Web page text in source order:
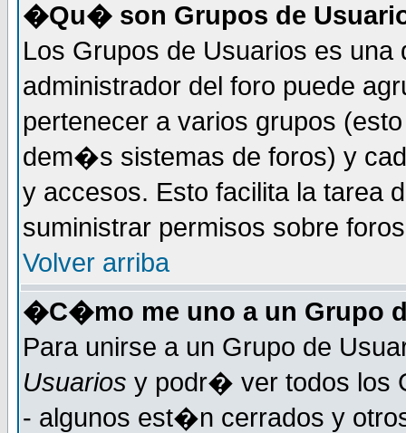
�Qu� son Grupos de
Los Grupos de Usuarios es una
administrador del foro puede
pertenecer a varios grupos
dem�s sistemas de foros) y
y accesos. Esto facilita la tarea
suministrar permisos sobre
Volver arriba
�C�mo me uno a un Grupo
Para unirse a un Grupo de
Usuarios y podr� ver todos los
- algunos est�n cerrados y